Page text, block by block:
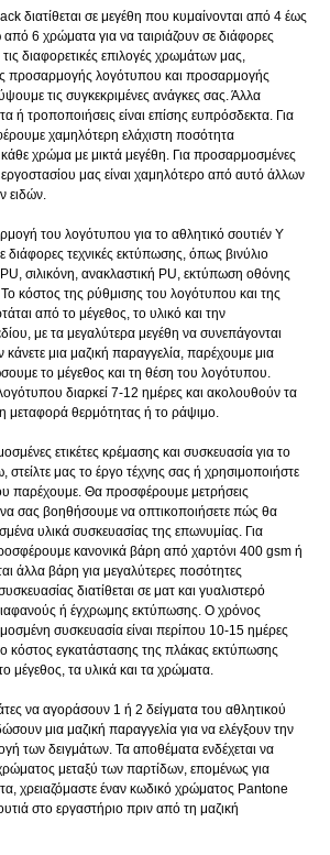
διατίθεται σε μεγέθη που κυμαίνονται από 4 έως
6 χρώματα για να ταιριάζουν σε διάφορες
διαφορετικές επιλογές χρωμάτων μας,
προσαρμογής λογότυπου και προσαρμογής
τις συγκεκριμένες ανάγκες σας. Άλλα
τροποποιήσεις είναι επίσης ευπρόσδεκτα. Για
χαμηλότερη ελάχιστη ποσότητα
χρώμα με μικτά μεγέθη. Για προσαρμοσμένες
μας είναι χαμηλότερο από αυτό άλλων
ειδών.
του λογότυπου για το αθλητικό σουτιέν Y
διάφορες τεχνικές εκτύπωσης, όπως βινύλιο
σιλικόνη, ανακλαστική PU, εκτύπωση οθόνης
κόστος της ρύθμισης του λογότυπου και της
από το μέγεθος, το υλικό και την
με τα μεγαλύτερα μεγέθη να συνεπάγονται
μια μαζική παραγγελία, παρέχουμε μια
το μέγεθος και τη θέση του λογότυπου.
διαρκεί 7-12 ημέρες και ακολουθούν τα
μεταφορά θερμότητας ή το ράψιμο.
ετικέτες κρέμασης και συσκευασία για το
στείλτε μας το έργο τέχνης σας ή χρησιμοποιήστε
παρέχουμε. Θα προσφέρουμε μετρήσεις
σας βοηθήσουμε να οπτικοποιήσετε πώς θα
υλικά συσκευασίας της επωνυμίας. Για
κανονικά βάρη από χαρτόνι 400 gsm ή
άλλα βάρη για μεγαλύτερες ποσότητες
διατίθεται σε ματ και γυαλιστερό
ή έγχρωμης εκτύπωσης. Ο χρόνος
συσκευασία είναι περίπου 10-15 ημέρες
κόστος εγκατάστασης της πλάκας εκτύπωσης
μέγεθος, τα υλικά και τα χρώματα.
να αγοράσουν 1 ή 2 δείγματα του αθλητικού
μια μαζική παραγγελία για να ελέγξουν την
των δειγμάτων. Τα αποθέματα ενδέχεται να
μεταξύ των παρτίδων, επομένως για
χρειαζόμαστε έναν κωδικό χρώματος Pantone
στο εργαστήριο πριν από τη μαζική